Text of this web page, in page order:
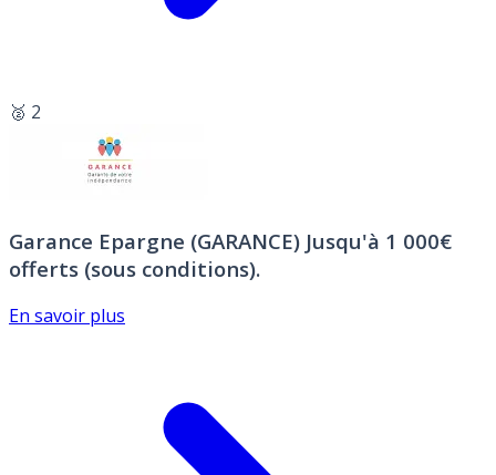
🥈 2
Garance Epargne (GARANCE) Jusqu'à 1 000€
offerts (sous conditions).
En savoir plus